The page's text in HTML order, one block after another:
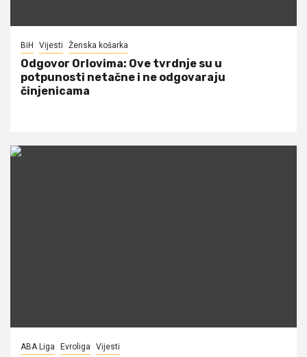
BiH Vijesti Ženska košarka
Odgovor Orlovima: ​Ove tvrdnje su u
potpunosti netačne i ne odgovaraju
činjenicama
ABA Liga Evroliga Vijesti